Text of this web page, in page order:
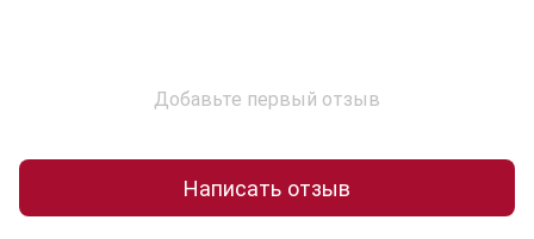
Добавьте первый отзыв
Написать отзыв